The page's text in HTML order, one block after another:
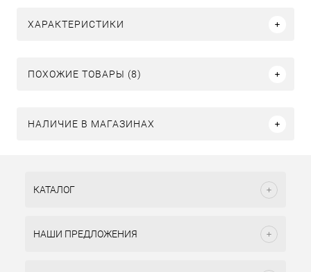
ХАРАКТЕРИСТИКИ
ПОХОЖИЕ ТОВАРЫ (8)
НАЛИЧИЕ В МАГАЗИНАХ
КАТАЛОГ
НАШИ ПРЕДЛОЖЕНИЯ